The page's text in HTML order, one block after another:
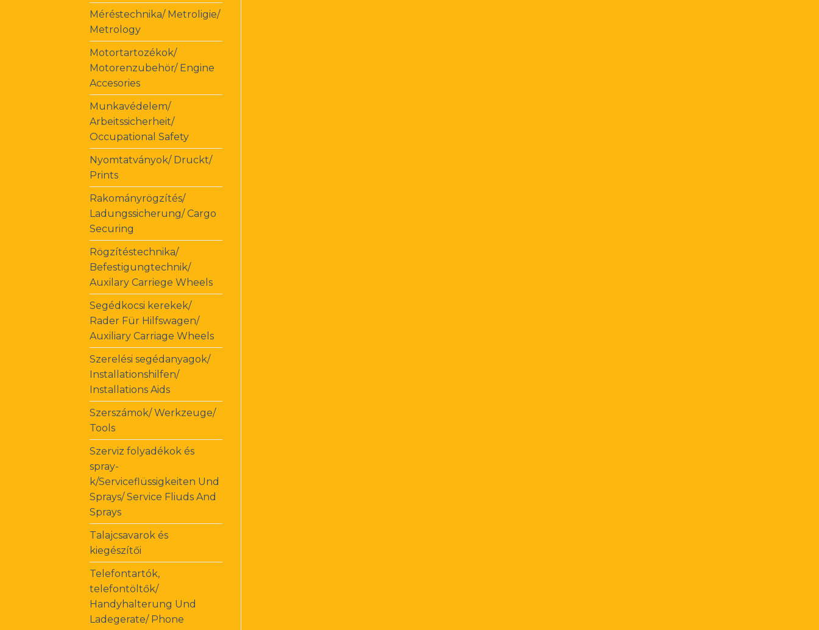
Méréstechnika/ Metroligie/
Metrology
Motortartozékok/
Motorenzubehör/ Engine
Accesories
Munkavédelem/
Arbeitssicherheit/
Occupational Safety
Nyomtatványok/ Druckt/
Prints
Rakományrögzítés/
Ladungssicherung/ Cargo
Securing
Rögzítéstechnika/
Befestigungtechnik/
Auxilary Carriege Wheels
Segédkocsi kerekek/
Rader Für Hilfswagen/
Auxiliary Carriage Wheels
Szerelési segédanyagok/
Installationshilfen/
Installations Aids
Szerszámok/ Werkzeuge/
Tools
Szerviz folyadékok és
spray-
k/Serviceflüssigkeiten Und
Sprays/ Service Fliuds And
Sprays
Talajcsavarok és
kiegészítői
Telefontartók,
telefontöltők/
Handyhalterung Und
Ladegerate/ Phone